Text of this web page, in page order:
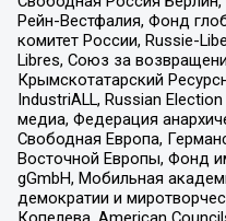
Рейн-Вестфалия, Фонд
комитет России, Russie-
Libres, Союз за
Крымскотатарский
IndustriALL, Russian
медиа, Федерация
Свободная Европа,
Восточной Европы, Фонд
gGmbH, Мобильная
демократии и